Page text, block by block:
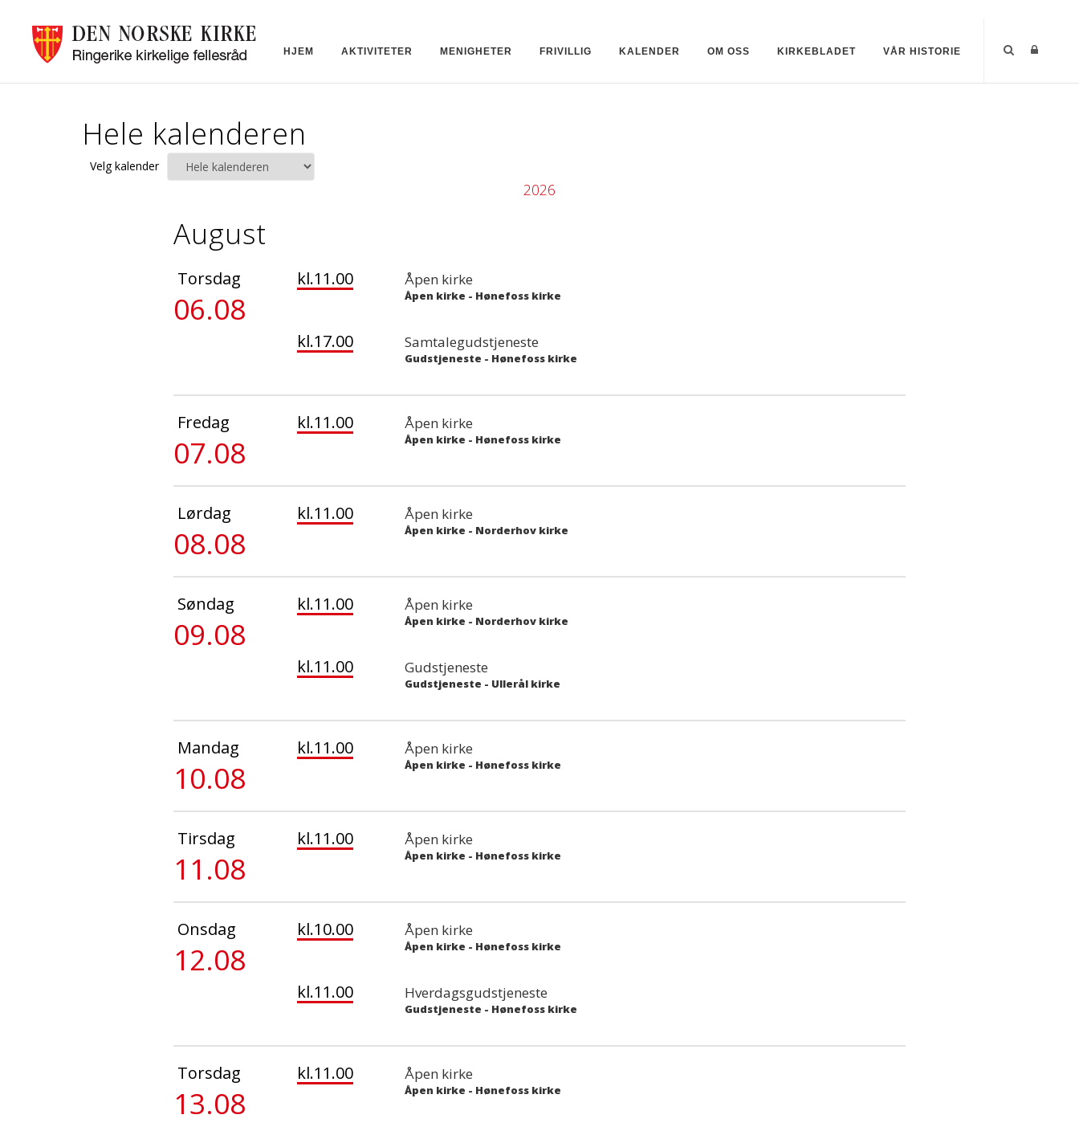
HJEM AKTIVITETER MENIGHETER FRIVILLIG KALENDER OM OSS KIRKEBLADET VÅR HISTORIE
Hele kalenderen
Velg kalender
2026
August
Torsdag
06.08
kl.11.00 Åpen kirke
Åpen kirke - Hønefoss kirke
kl.17.00 Samtalegudstjeneste
Gudstjeneste - Hønefoss kirke
Fredag
07.08
kl.11.00 Åpen kirke
Åpen kirke - Hønefoss kirke
Lørdag
08.08
kl.11.00 Åpen kirke
Åpen kirke - Norderhov kirke
Søndag
09.08
kl.11.00 Åpen kirke
Åpen kirke - Norderhov kirke
kl.11.00 Gudstjeneste
Gudstjeneste - Ullerål kirke
Mandag
10.08
kl.11.00 Åpen kirke
Åpen kirke - Hønefoss kirke
Tirsdag
11.08
kl.11.00 Åpen kirke
Åpen kirke - Hønefoss kirke
Onsdag
12.08
kl.10.00 Åpen kirke
Åpen kirke - Hønefoss kirke
kl.11.00 Hverdagsgudstjeneste
Gudstjeneste - Hønefoss kirke
Torsdag
13.08
kl.11.00 Åpen kirke
Åpen kirke - Hønefoss kirke